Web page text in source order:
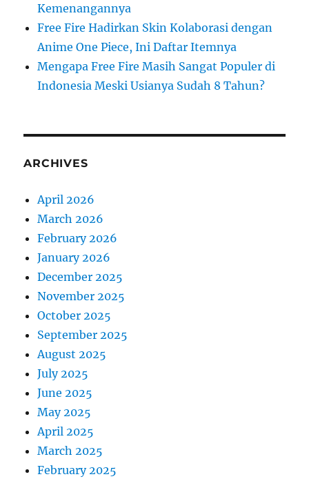
Kemenangannya
Free Fire Hadirkan Skin Kolaborasi dengan
Anime One Piece, Ini Daftar Itemnya
Mengapa Free Fire Masih Sangat Populer di
Indonesia Meski Usianya Sudah 8 Tahun?
ARCHIVES
April 2026
March 2026
February 2026
January 2026
December 2025
November 2025
October 2025
September 2025
August 2025
July 2025
June 2025
May 2025
April 2025
March 2025
February 2025